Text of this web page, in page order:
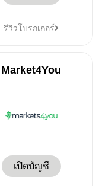
รีวิวโบรกเกอร์
Market4You
เปิดบัญชี